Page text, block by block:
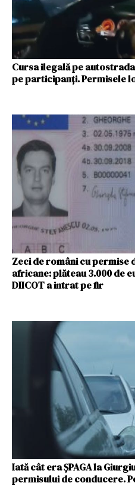
Cursa ilegală pe
pe participanţi. Permisele
Zeci de români cu permise
africane: plăteau 3.000 de
DIICOT a intrat pe fir
Iată cât era ȘPAGA la
permisului de conducere.